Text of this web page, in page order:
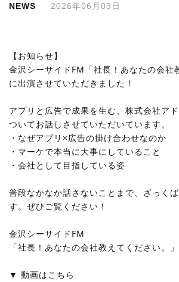
NEWS 2026年06月03日
【お知らせ】
金沢シーサイドFM「社長！あなたの会社
に出演させていただきました！
アプリと広告で成果を生む、株式会社ア
ついてお話しさせていただいています。
・なぜアプリ×広告の掛け合わせなのか
・マーケで本当に大事にしていること
・会社として目指している姿
普段なかなか話さないことまで、ざっく
す。ぜひご覧ください！
金沢シーサイドFM
「社長！あなたの会社教えてください。」
▼ 動画はこちら